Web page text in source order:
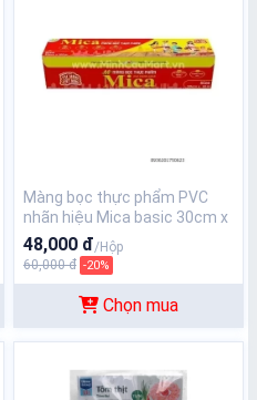
Màng bọc thực phẩm PVC
nhãn hiệu Mica basic 30cm x
60m
48,000 đ/Hộp
60,000 đ -20%
Chọn mua